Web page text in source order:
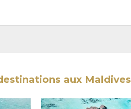
aux Maldives